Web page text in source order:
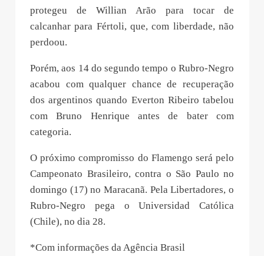
protegeu de Willian Arão para tocar de
calcanhar para Fértoli, que, com liberdade, não
perdoou.
Porém, aos 14 do segundo tempo o Rubro-Negro
acabou com qualquer chance de recuperação
dos argentinos quando Everton Ribeiro tabelou
com Bruno Henrique antes de bater com
categoria.
O próximo compromisso do Flamengo será pelo
Campeonato Brasileiro, contra o São Paulo no
domingo (17) no Maracanã. Pela Libertadores, o
Rubro-Negro pega o Universidad Católica
(Chile), no dia 28.
*Com informações da Agência Brasil